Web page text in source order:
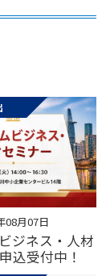
08月07日
ジネス・人材
込受付中！